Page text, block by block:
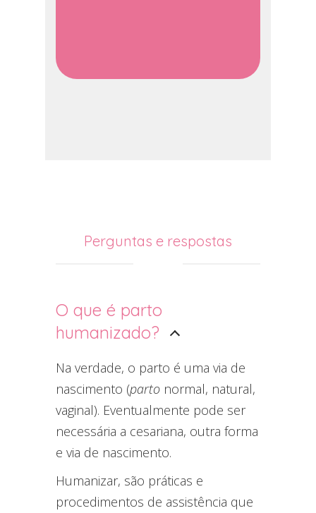
Perguntas e respostas
O que é parto
humanizado?
Na verdade, o parto é uma via de
nascimento (parto normal, natural,
vaginal). Eventualmente pode ser
necessária a cesariana, outra forma
e via de nascimento.
Humanizar, são práticas e
procedimentos de assistência que